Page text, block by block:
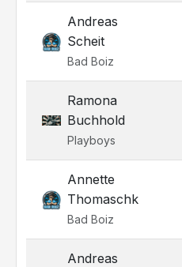
Andreas
Scheit
Bad Boiz
Ramona
Buchhold
Playboys
Annette
Thomaschk
Bad Boiz
Andreas